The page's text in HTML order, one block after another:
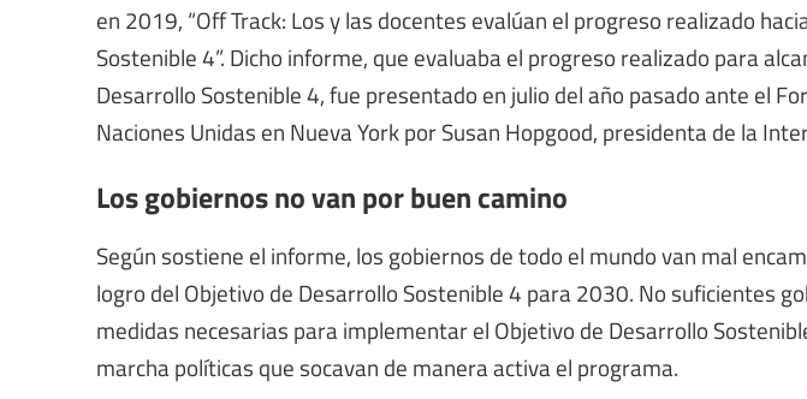
en 2019, “Off Track: Los y las docentes evalúan el progreso realizado
Sostenible 4”. Dicho informe, que evaluaba el progreso realizado para
Desarrollo Sostenible 4, fue presentado en julio del año pasado ante el
Naciones Unidas en Nueva York por Susan Hopgood, presidenta de la
Los gobiernos no van por buen camino
Según sostiene el informe, los gobiernos de todo el mundo van mal
logro del Objetivo de Desarrollo Sostenible 4 para 2030. No suficientes
medidas necesarias para implementar el Objetivo de Desarrollo
marcha políticas que socavan de manera activa el programa.